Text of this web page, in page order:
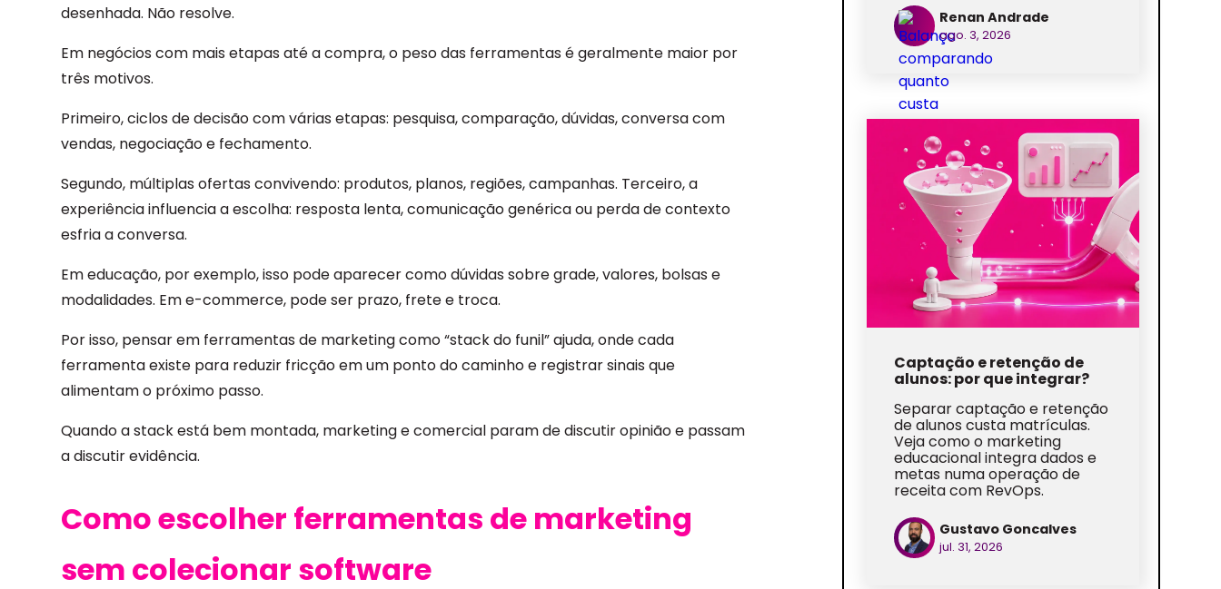
desenhada. Não resolve.
Em negócios com mais etapas até a compra, o peso das ferramentas é geralmente maior por
três motivos.
Primeiro, ciclos de decisão com várias etapas: pesquisa, comparação, dúvidas, conversa com
vendas, negociação e fechamento.
Segundo, múltiplas ofertas convivendo: produtos, planos, regiões, campanhas. Terceiro, a
experiência influencia a escolha: resposta lenta, comunicação genérica ou perda de contexto
esfria a conversa.
Em educação, por exemplo, isso pode aparecer como dúvidas sobre grade, valores, bolsas e
modalidades. Em e-commerce, pode ser prazo, frete e troca.
Por isso, pensar em ferramentas de marketing como “stack do funil” ajuda, onde cada
ferramenta existe para reduzir fricção em um ponto do caminho e registrar sinais que
alimentam o próximo passo.
Quando a stack está bem montada, marketing e comercial param de discutir opinião e passam
a discutir evidência.
Como escolher ferramentas de marketing
sem colecionar software
Renan Andrade
ago. 3, 2026
Captação e retenção de
alunos: por que integrar?
Separar captação e retenção
de alunos custa matrículas.
Veja como o marketing
educacional integra dados e
metas numa operação de
receita com RevOps.
Gustavo Goncalves
jul. 31, 2026